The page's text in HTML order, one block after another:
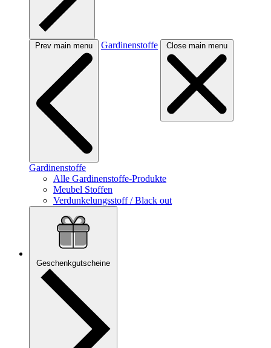
Prev main menu Gardinenstoffe Close main menu
Gardinenstoffe
Alle Gardinenstoffe-Produkte
Meubel Stoffen
Verdunkelungsstoff / Black out
Geschenkgutscheine